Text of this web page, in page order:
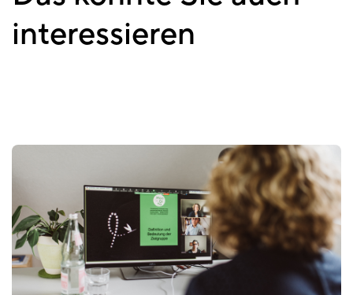
interessieren